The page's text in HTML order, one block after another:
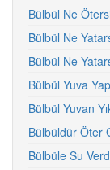
Bülbül Ne
Bülbül Ne
Bülbül Ne
Bülbül Yuva
Bülbül Yuvan
Bülbüldür Öter
Bülbüle Su